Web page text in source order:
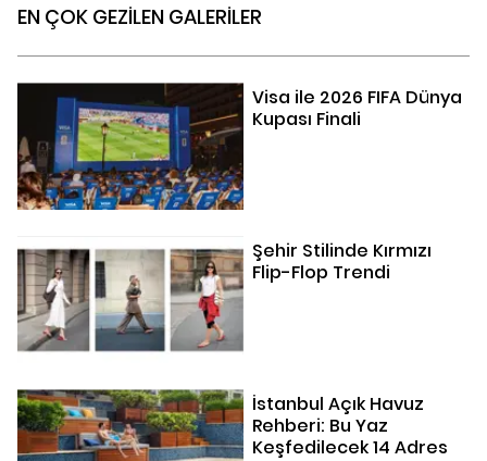
EN ÇOK GEZİLEN GALERİLER
Visa ile 2026 FIFA Dünya
Kupası Finali
Şehir Stilinde Kırmızı
Flip-Flop Trendi
İstanbul Açık Havuz
Rehberi: Bu Yaz
Keşfedilecek 14 Adres